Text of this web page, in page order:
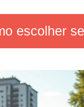
escolher